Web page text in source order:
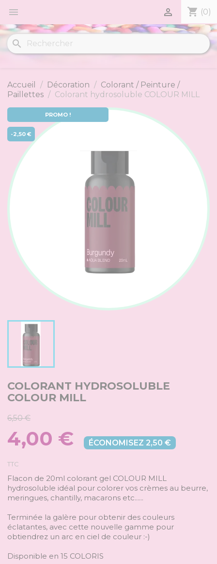
 shopping_cart (0)

search
Accueil Décoration
Colorant / Peinture /
Paillettes
Colorant hydrosoluble COLOUR MILL
PROMO !
-2,50 €
COLORANT HYDROSOLUBLE
COLOUR MILL
6,50 €
4,00 € ÉCONOMISEZ 2,50 €
TTC
Flacon de 20ml colorant gel COLOUR MILL
hydrosoluble idéal pour colorer vos crèmes au beurre,
meringues, chantilly, macarons etc......
Terminée la galère pour obtenir des couleurs
éclatantes, avec cette nouvelle gamme pour
obtiendrez un arc en ciel de couleur :-)
Disponible en 15 COLORIS